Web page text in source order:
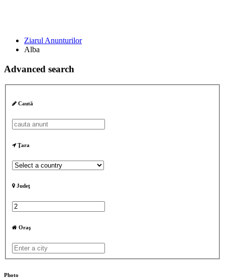
Ziarul Anunturilor
Alba
Advanced search
Caută
Ţara
Judeţ
Oraş
Photo